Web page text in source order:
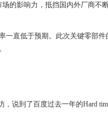
的影响力，抵挡国内外厂商不
一直低于预期。此次关键零部
，说到了百度过去一年的Hard